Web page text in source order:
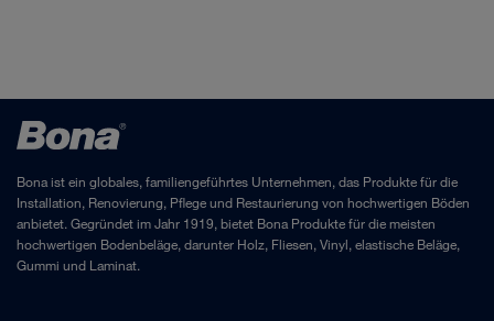
Bona ist ein globales, familiengeführtes Unternehmen, das Produkte für die
Installation, Renovierung, Pflege und Restaurierung von hochwertigen Böden
anbietet. Gegründet im Jahr 1919, bietet Bona Produkte für die meisten
hochwertigen Bodenbeläge, darunter Holz, Fliesen, Vinyl, elastische Beläge,
Gummi und Laminat.